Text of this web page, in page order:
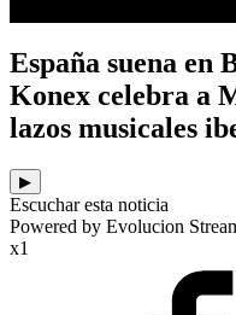
España suena en
Konex celebra a
lazos musicales
▶
Escuchar esta noticia
Powered by Evolucion
x1